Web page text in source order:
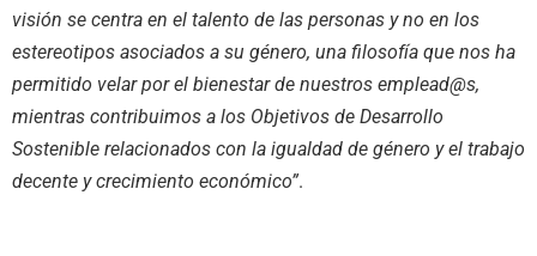
visión se centra en el talento de las personas y no en los
estereotipos asociados a su género, una filosofía que nos ha
permitido velar por el bienestar de nuestros emplead@s,
mientras contribuimos a los Objetivos de Desarrollo
Sostenible relacionados con la igualdad de género y el trabajo
decente y crecimiento económico”.